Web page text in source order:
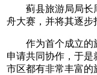
蓟县旅游局局长周
舟大赛，并将其逐步
作为首个成立的旅
申请共同协作，于
市区都有非常丰富的